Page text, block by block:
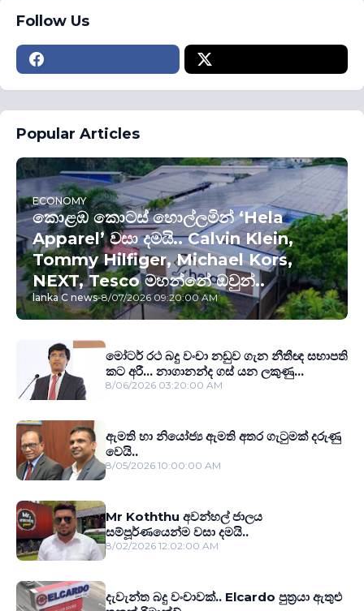
Follow Us
Popular Articles
ECONOMY
කොළඹ කොටස් හොල්ලමින් ‘Hela
Apparel’ වසා දමයි.. Calvin Klein,
Tommy Hilfiger, Michael Kors,
NEXT, Tesco මහන්නේ ඔවුන්..
lanka C news-8/07/2026 09:20:00 AM
මෝටර් රථ බදු වංචා නඩුව ගැන නීතීඥ සභාපති
කට අරී... නාගානන්ද ගස් යන ලකුණු...
8/06/2026 03:20:00 AM
ඇමති හා නියෝජ්‍ය ඇමති අතර ගැටුමක් දරුණු
වෙයි..
8/05/2026 10:00:00 AM
Mr Koththu අවන්හල් ජාලය
සම්පූර්ණයෙන්ම වසා දමයි..
8/02/2026 12:02:00 AM
දැවැන්ත බදු වංචාවක්.. Elcardo පුත‍්‍රයා ඇතුළු